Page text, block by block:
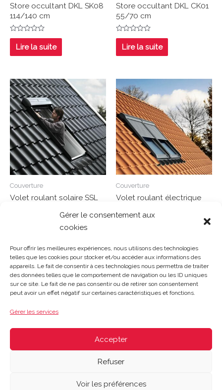
Gérer le consentement aux
cookies
Pour offrir les meilleures expériences, nous utilisons des technologies
telles que les cookies pour stocker et/ou accéder aux informations des
appareils. Le fait de consentir à ces technologies nous permettra de traiter
des données telles que le comportement de navigation ou les ID uniques
sur ce site. Le fait de ne pas consentir ou de retirer son consentement
peut avoir un effet négatif sur certaines caractéristiques et fonctions.
Gérer les services
Accepter
Refuser
Voir les préférences
Store occultant DKL SK08
114/140 cm
Note
sur
5
Lire la suite
Store occultant DKL CK01
55/70 cm
Note
sur
5
Lire la suite
Couverture
Volet roulant solaire SSL
5
Couverture
Volet roulant électrique
5
Gosset Matériaux 2023 © Tous droits réservés |Mentions
Le samedi : 8h-12h